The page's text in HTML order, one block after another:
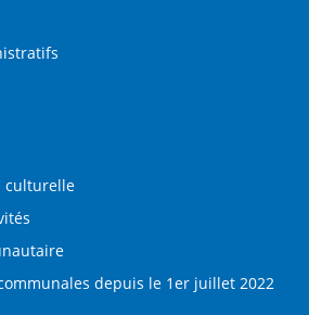
culturelle
depuis le 1er juillet 2022